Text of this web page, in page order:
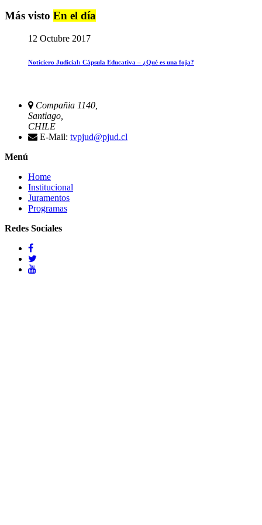
Más visto En el día
12 Octubre 2017
Noticiero Judicial: Cápsula Educativa – ¿Qué es una foja?
Compañia 1140,
Santiago,
CHILE
E-Mail: tvpjud@pjud.cl
Menú
Home
Institucional
Juramentos
Programas
Redes Sociales